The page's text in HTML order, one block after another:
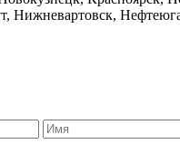
Нижневартовск,